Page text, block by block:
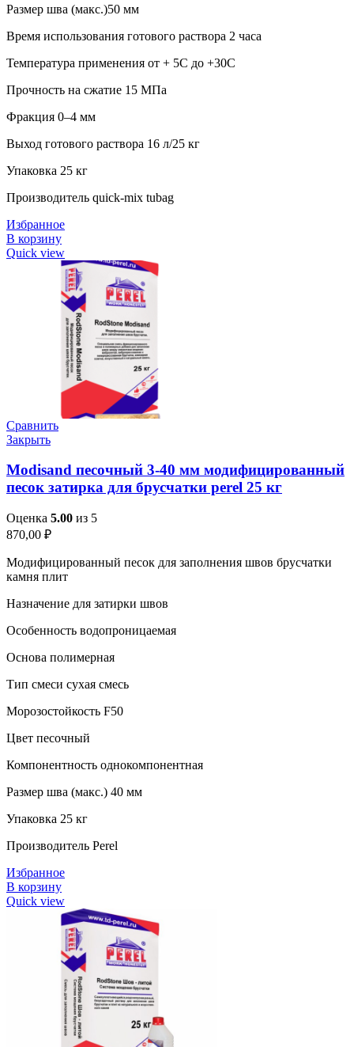
Размер шва (макс.)50 мм
Время использования готового раствора 2 часа
Температура применения от + 5С до +30С
Прочность на сжатие 15 МПа
Фракция 0–4 мм
Выход готового раствора 16 л/25 кг
Упаковка 25 кг
Производитель quick-mix tubag
Избранное
В корзину
Quick view
Сравнить
Закрыть
Modisand песочный 3-40 мм модифицированный
песок затирка для брусчатки perel 25 кг
Оценка 5.00 из 5
870,00 ₽
Модифицированный песок для заполнения швов брусчатки
камня плит
Назначение для затирки швов
Особенность водопроницаемая
Основа полимерная
Тип смеси сухая смесь
Морозостойкость F50
Цвет песочный
Компонентность однокомпонентная
Размер шва (макс.) 40 мм
Упаковка 25 кг
Производитель Perel
Избранное
В корзину
Quick view